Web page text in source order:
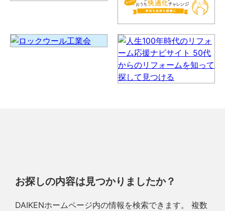
お探しの内容は見つかりましたか？
DAIKENホームページ内の情報を検索できます。 複数